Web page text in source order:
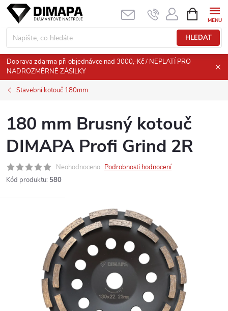
Přejít
obsah
HLEDAT
NÁKUPNÍ
KOŠÍK
Doprava zdarma při objednávce nad 3000,-Kč / NEPLATÍ PRO
NADROZMĚRNÉ ZÁSILKY
Stavební kotouč 180mm
180 mm Brusný kotouč
DIMAPA Profi Grind 2R
Neohodnoceno Podrobnosti hodnocení
Kód produktu: 580